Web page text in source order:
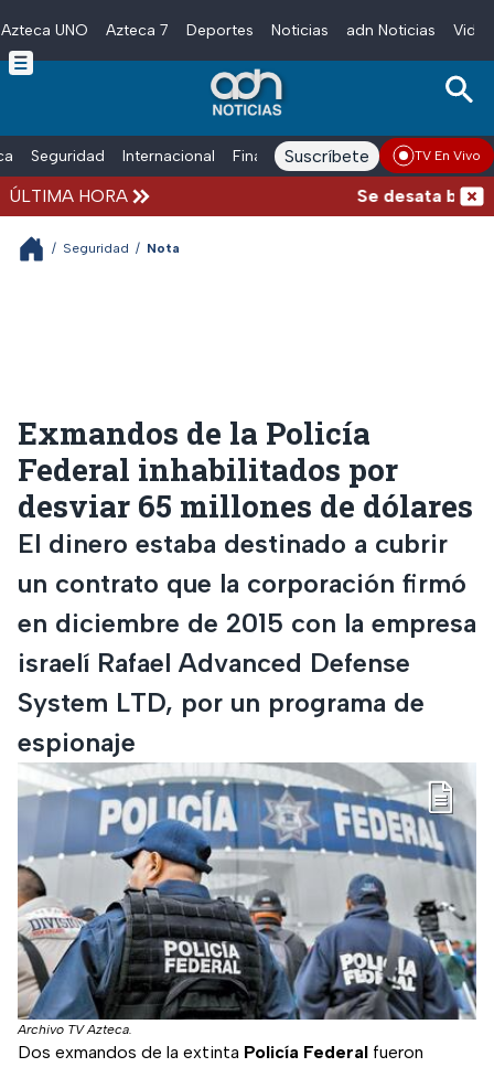
Skip to main content
Azteca UNO Azteca 7 Deportes Noticias adn Noticias
Seguridad Internacional Finanzas adn Noticias Radio
Suscríbete TV En Vivo
ÚLTIMA HORA Se desata
/ Seguridad / Nota
Exmandos de la Policía
Federal inhabilitados por
desviar 65 millones de dólares
El dinero estaba destinado a cubrir
un contrato que la corporación firmó
en diciembre de 2015 con la empresa
israelí Rafael Advanced Defense
System LTD, por un programa de
espionaje
Archivo TV Azteca.
Dos exmandos de la extinta Policía Federal fueron